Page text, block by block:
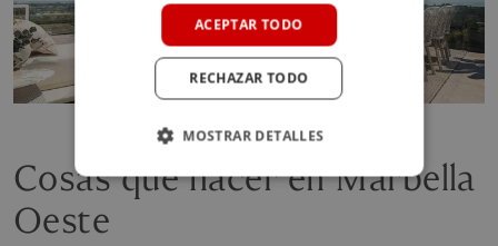
Cosas que hacer en Marbella
Oeste
POLISH
ACEPTAR TODO
RECHAZAR TODO
MOSTRAR DETALLES